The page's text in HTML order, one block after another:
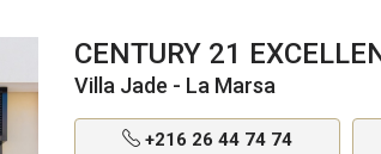
CENTURY 21
Villa Jade - La Marsa
+216 26 44 74 74